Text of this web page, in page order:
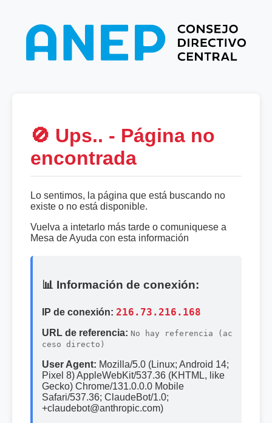
🚫 Ups.. - Página no
encontrada
Lo sentimos, la página que está buscando no
existe o no está disponible.
Vuelva a intetarlo más tarde o comuniquese a
Mesa de Ayuda con esta información
📊 Información de conexión:
IP de conexión: 216.73.216.168
URL de referencia: No hay referencia (ac
ceso directo)
User Agent: Mozilla/5.0 (Linux; Android 14;
Pixel 8) AppleWebKit/537.36 (KHTML, like
Gecko) Chrome/131.0.0.0 Mobile
Safari/537.36; ClaudeBot/1.0;
+claudebot@anthropic.com)